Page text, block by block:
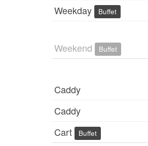
Weekday Buffet
Weekend Buffet
Caddy
Caddy
Cart
Buffet